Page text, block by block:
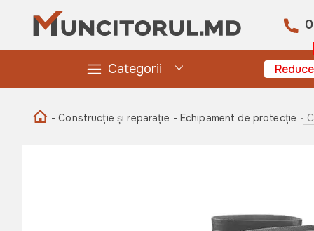
Categorii
- Construcție și reparație - Echipament de protecție -